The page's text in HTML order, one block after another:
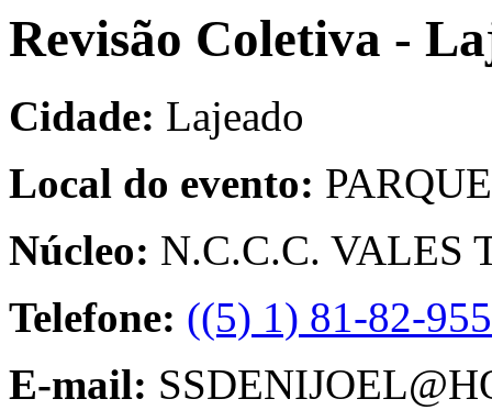
Revisão Coletiva -
Cidade: Lajeado
Local do evento:
Núcleo: N.C.C.C. VALES
Telefone: ((5) 1) 81-82-
E-mail: